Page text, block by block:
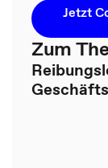
Jetzt
Zum